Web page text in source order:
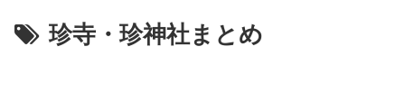
珍寺・珍神社まとめ